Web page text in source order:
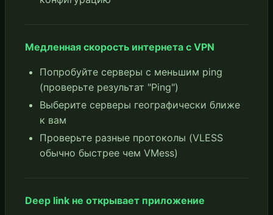
Медленная скорость интернета с VPN
Попробуйте серверы с меньшим ping
(проверьте результат "Ping")
Выберите серверы географически ближе
к вам
Проверьте разные протоколы (VLESS
обычно быстрее чем VMess)
Deep link не открывает приложение